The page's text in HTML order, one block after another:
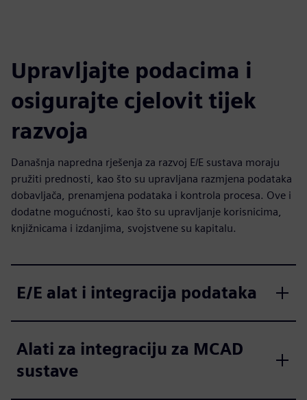
Upravljajte podacima i
osigurajte cjelovit tijek
razvoja
Današnja napredna rješenja za razvoj E/E sustava moraju
pružiti prednosti, kao što su upravljana razmjena podataka
dobavljača, prenamjena podataka i kontrola procesa. Ove i
dodatne mogućnosti, kao što su upravljanje korisnicima,
knjižnicama i izdanjima, svojstvene su kapitalu.
E/E alat i integracija podataka
Alati za integraciju za MCAD
sustave